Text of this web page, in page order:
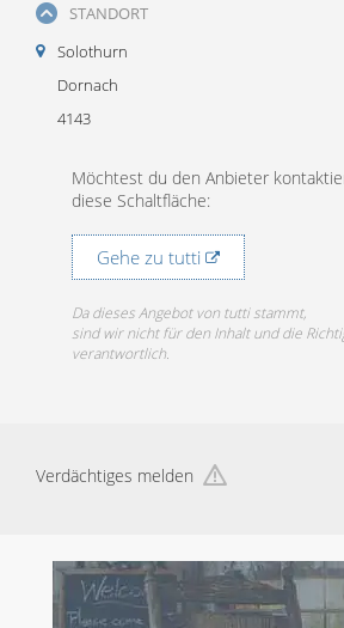
STANDORT
Solothurn
Dornach
4143
Möchtest du den Anbieter
diese Schaltfläche:
Gehe zu tutti
Da dieses Angebot von tutti stammt,
sind wir nicht für den Inhalt und die
verantwortlich.
Verdächtiges melden